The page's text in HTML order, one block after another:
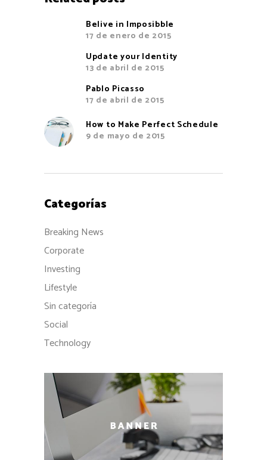
Belive in Imposibble
17 de enero de 2015
Update your Identity
13 de abril de 2015
Pablo Picasso
17 de abril de 2015
How to Make Perfect Schedule
9 de mayo de 2015
Categorías
Breaking News
Corporate
Investing
Lifestyle
Sin categoría
Social
Technology